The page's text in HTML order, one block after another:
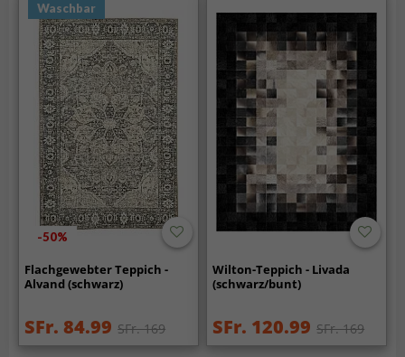
Waschbar
-50%
Flachgewebter Teppich -
Alvand (schwarz)
SFr. 84.99 SFr. 169
Wilton-Teppich - Livada
(schwarz/bunt)
SFr. 120.99 SFr. 169